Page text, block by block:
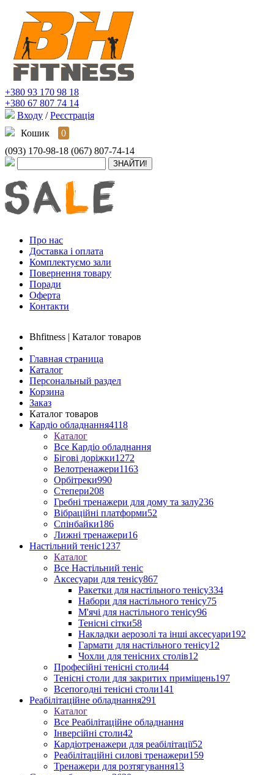
+380 93 170 98 18
+380 67 807 74 14
Входу / Реєстрація
Кошик
0
(093) 170-98-18 (067) 807-74-14
Про нас
Доставка і оплата
Комплектуємо зали
Повернення товару
Поради
Оферта
Контакти
Bhfitness | Каталог товаров
Главная страница
Каталог
Персональный раздел
Корзина
Заказ
Каталог товаров
Кардіо обладнання4118
Каталог
Все Кардіо обладнання
Бігові доріжки1272
Велотренажери1163
Орбітреки990
Степери208
Гребні тренажери для дому та залу236
Вібраційні платформи52
Спінбайки186
Лижні тренажери16
Настільний теніс1237
Каталог
Все Настільний теніс
Аксесуари для тенісу867
Ракетки для настільного тенісу334
Набори для настільного тенісу75
М'ячі для настільного тенісу96
Тенісні сітки58
Накладки аерозолі та інші аксесуари192
Гармати для настільного тенісу12
Чохли для тенісних столів12
Професійні тенісні столи44
Тенісні столи для закритих приміщень197
Всепогодні тенісні столи141
Реабілітаційне обладнання291
Каталог
Все Реабілітаційне обладнання
Інверсійні столи42
Кардіотренажери для реабілітації52
Реабілітаційні силові тренажери159
Тренажери для розтягування13